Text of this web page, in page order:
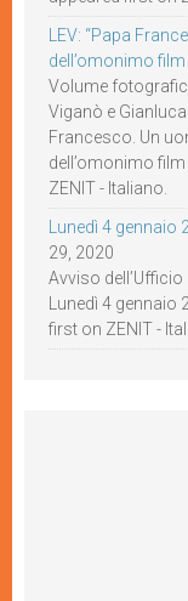
LEV: “Papa
dell’omonimo
Volume
Viganò e
Francesco. Un
dell’omonimo
ZENIT - Italiano.
Lunedì 4
29, 2020
Avviso
Lunedì 4
first on ZENIT -